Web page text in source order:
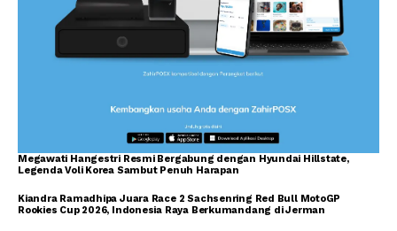
Megawati Hangestri Resmi Bergabung dengan Hyundai Hillstate,
Legenda Voli Korea Sambut Penuh Harapan
Kiandra Ramadhipa Juara Race 2 Sachsenring Red Bull MotoGP
Rookies Cup 2026, Indonesia Raya Berkumandang di Jerman